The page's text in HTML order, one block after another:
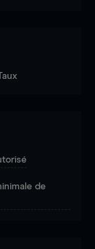
de